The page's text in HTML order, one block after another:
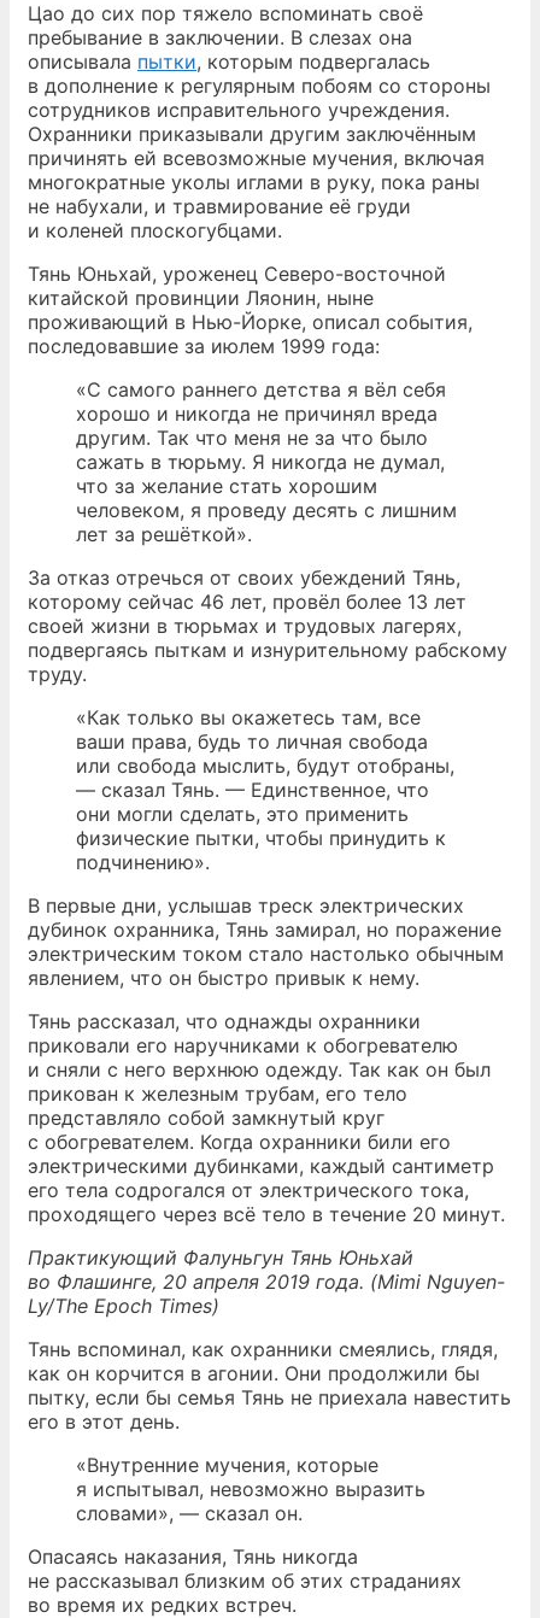
Цао до сих пор тяжело вспоминать своё
пребывание в заключении. В слезах она
описывала пытки, которым подвергалась
в дополнение к регулярным побоям со стороны
сотрудников исправительного учреждения.
Охранники приказывали другим заключённым
причинять ей всевозможные мучения, включая
многократные уколы иглами в руку, пока раны
не набухали, и травмирование её груди
и коленей плоскогубцами.
Тянь Юньхай, уроженец Северо-восточной
китайской провинции Ляонин, ныне
проживающий в Нью-Йорке, описал события,
последовавшие за июлем 1999 года:
«С самого раннего детства я вёл себя
хорошо и никогда не причинял вреда
другим. Так что меня не за что было
сажать в тюрьму. Я никогда не думал,
что за желание стать хорошим
человеком, я проведу десять с лишним
лет за решёткой».
За отказ отречься от своих убеждений Тянь,
которому сейчас 46 лет, провёл более 13 лет
своей жизни в тюрьмах и трудовых лагерях,
подвергаясь пыткам и изнурительному рабскому
труду.
«Как только вы окажетесь там, все
ваши права, будь то личная свобода
или свобода мыслить, будут отобраны,
— сказал Тянь. — Единственное, что
они могли сделать, это применить
физические пытки, чтобы принудить к
подчинению».
В первые дни, услышав треск электрических
дубинок охранника, Тянь замирал, но поражение
электрическим током стало настолько обычным
явлением, что он быстро привык к нему.
Тянь рассказал, что однажды охранники
приковали его наручниками к обогревателю
и сняли с него верхнюю одежду. Так как он был
прикован к железным трубам, его тело
представляло собой замкнутый круг
с обогревателем. Когда охранники били его
электрическими дубинками, каждый сантиметр
его тела содрогался от электрического тока,
проходящего через всё тело в течение 20 минут.
Практикующий Фалуньгун Тянь Юньхай
во Флашинге, 20 апреля 2019 года. (Mimi Nguyen-
Ly/The Epoch Times)
Тянь вспоминал, как охранники смеялись, глядя,
как он корчится в агонии. Они продолжили бы
пытку, если бы семья Тянь не приехала навестить
его в этот день.
«Внутренние мучения, которые
я испытывал, невозможно выразить
словами», — сказал он.
Опасаясь наказания, Тянь никогда
не рассказывал близким об этих страданиях
во время их редких встреч.